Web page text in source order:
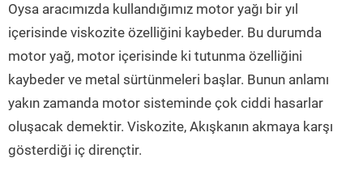
Oysa aracımızda kullandığımız motor yağı bir yıl
içerisinde viskozite özelliğini kaybeder. Bu durumda
motor yağ, motor içerisinde ki tutunma özelliğini
kaybeder ve metal sürtünmeleri başlar. Bunun anlamı
yakın zamanda motor sisteminde çok ciddi hasarlar
oluşacak demektir. Viskozite, Akışkanın akmaya karşı
gösterdiği iç dirençtir.